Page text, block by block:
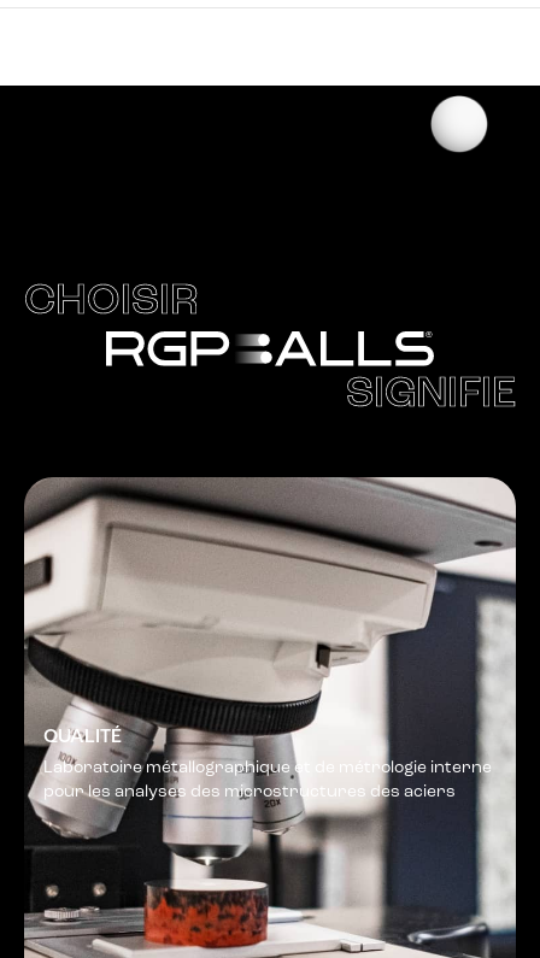
CHOISIR
SIGNIFIE
QUALITÉ
Laboratoire métallographique et de métrologie interne
pour les analyses des microstructures des aciers